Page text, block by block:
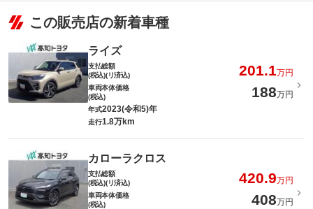
この販売店の新着車種
ライズ
支払総額
(税込)(リ済込)
201.1万円
車両本体価格
(税込)
188万円
年式2023(令和5)年
走行1.8万km
カローラクロス
支払総額
(税込)(リ済込)
420.9万円
車両本体価格
(税込)
408万円